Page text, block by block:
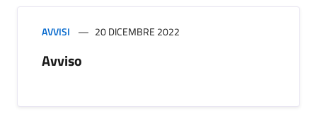
AVVISI 20 DICEMBRE 2022
Avviso